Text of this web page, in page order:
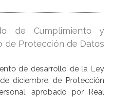
de Cumplimiento y
de Protección de Datos
de desarrollo de la Ley
diciembre, de Protección
aprobado por Real